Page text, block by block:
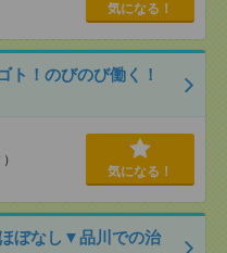
気になる！
！のびのび働く！
気になる！
ぼなし▼品川での治